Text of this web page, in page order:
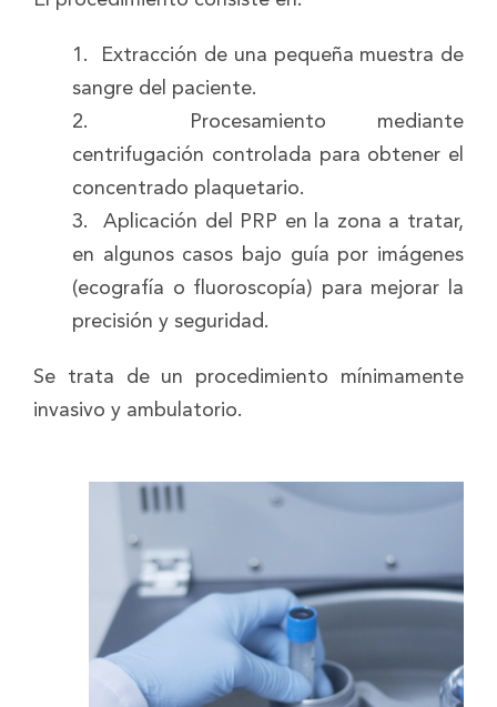
1. Extracción de una pequeña muestra de
sangre del paciente.
2. Procesamiento mediante
centrifugación controlada para obtener el
concentrado plaquetario.
3. Aplicación del PRP en la zona a tratar,
en algunos casos bajo guía por imágenes
(ecografía o fluoroscopía) para mejorar la
precisión y seguridad.
Se trata de un procedimiento mínimamente
invasivo y ambulatorio.